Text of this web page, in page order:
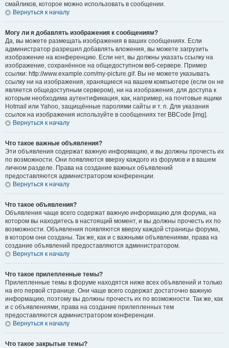
смайликов, которое можно использовать в сообщении.
Вернуться к началу
Могу ли я добавлять изображения к сообщениям?
Да, вы можете размещать изображения в ваших сообщениях. Если
администратор разрешил добавлять вложения, вы можете загрузить
изображение на конференцию. Если нет, вы должны указать ссылку на
изображение, сохранённое на общедоступном веб-сервере. Пример
ссылки: http://www.example.com/my-picture.gif. Вы не можете указывать
ссылку ни на изображения, хранящиеся на вашем компьютере (если он не
является общедоступным сервером), ни на изображения, для доступа к
которым необходима аутентификация, как, например, на почтовые ящики
Hotmail или Yahoo, защищённые паролями сайты и т. п. Для указания
ссылок на изображения используйте в сообщениях тег BBCode [img].
Вернуться к началу
Что такое важные объявления?
Эти объявления содержат важную информацию, и вы должны прочесть их
по возможности. Они появляются вверху каждого из форумов и в вашем
личном разделе. Права на создание важных объявлений
предоставляются администратором конференции.
Вернуться к началу
Что такое объявления?
Объявления чаще всего содержат важную информацию для форума, на
котором вы находитесь в настоящий момент, и вы должны прочесть их по
возможности. Объявления появляются вверху каждой страницы форума,
в котором они созданы. Так же, как и с важными объявлениями, права на
создание объявлений предоставляются администратором.
Вернуться к началу
Что такое прилепленные темы?
Прилепленные темы в форуме находятся ниже всех объявлений и только
на его первой странице. Они чаще всего содержат достаточно важную
информацию, поэтому вы должны прочесть их по возможности. Так же, как
и с объявлениями, права на создание прилепленных тем
предоставляются администратором конференции.
Вернуться к началу
Что такое закрытые темы?